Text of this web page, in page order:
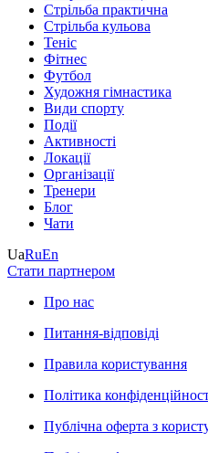
Стрільба практична
Стрільба кульова
Теніс
Фітнес
Футбол
Художня гімнастика
Види спорту
Події
Активності
Локації
Організації
Тренери
Блог
Чати
UaRuEn
Стати партнером
Про нас
Питання-відповіді
Правила користування
Політика
Публічна оферта з